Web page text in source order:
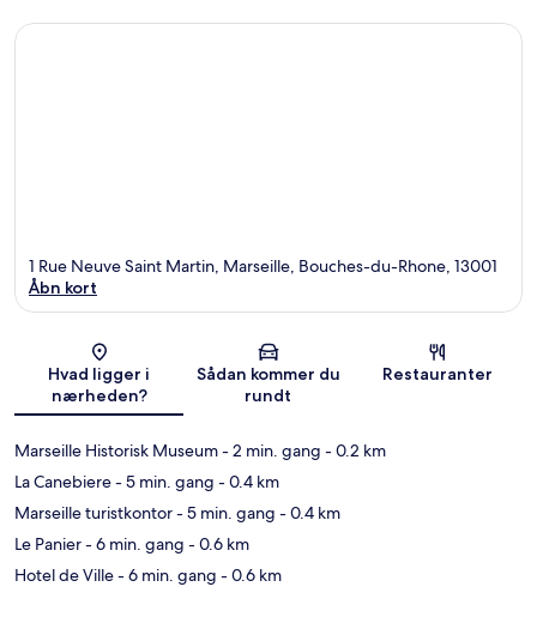
Kort
1 Rue Neuve Saint Martin, Marseille, Bouches-du-Rhone, 13001
Åbn kort
Hvad ligger i
nærheden?
Sådan kommer du
rundt
Restauranter
Marseille Historisk Museum- 2 min. gang - 0.2 km
La Canebiere- 5 min. gang - 0.4 km
Marseille turistkontor- 5 min. gang - 0.4 km
Le Panier- 6 min. gang - 0.6 km
Hotel de Ville- 6 min. gang - 0.6 km